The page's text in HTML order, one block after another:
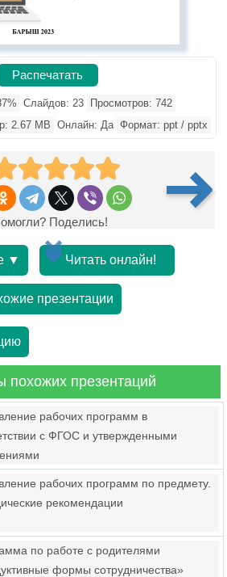
Распечатать
Слайдов: 23
Просмотров: 742
2.67 MB Онлайн: Да Формат: ppt / pptx
Поделись!
▼ Читать онлайн!
презентации
похожих презентаций
рабочих программ в
с ФГОС и утвержденными
рабочих программ по предмету.
рекомендации
по работе с родителями
формы сотрудничества»